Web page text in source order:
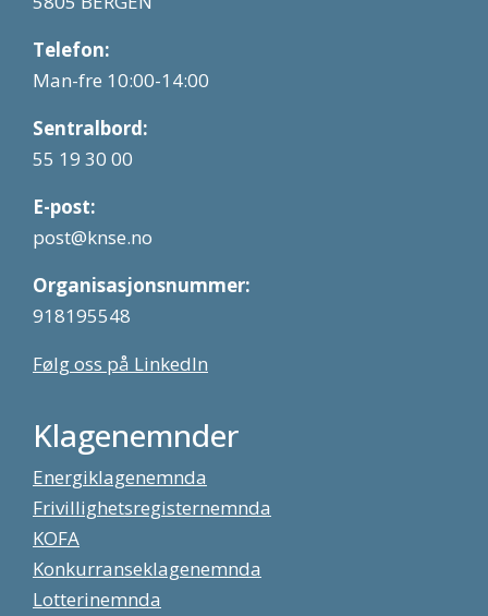
Telefon:
Man-fre 10:00-14:00
Sentralbord:
55 19 30 00
E-post:
post@knse.no
Organisasjonsnummer:
918195548
Følg oss på LinkedIn
Klagenemnder
Energiklagenemnda
Frivillighetsregisternemnda
KOFA
Konkurranseklagenemnda
Lotterinemnda